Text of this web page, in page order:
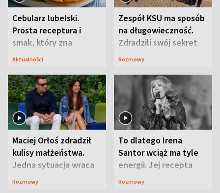
Cebularz lubelski.
Prosta receptura i
smak, który zna
Lubelszczyzna
Aktualności
Zespół KSU ma sposób
na długowieczność.
Zdradzili swój sekret
Rozmowy
Maciej Orłoś zdradził
kulisy małżeństwa.
Jedna sytuacja wraca
jak bumerang
Rozmowy
To dlatego Irena
Santor wciąż ma tyle
energii. Jej recepta
jest zaskakująco
Rozmowy